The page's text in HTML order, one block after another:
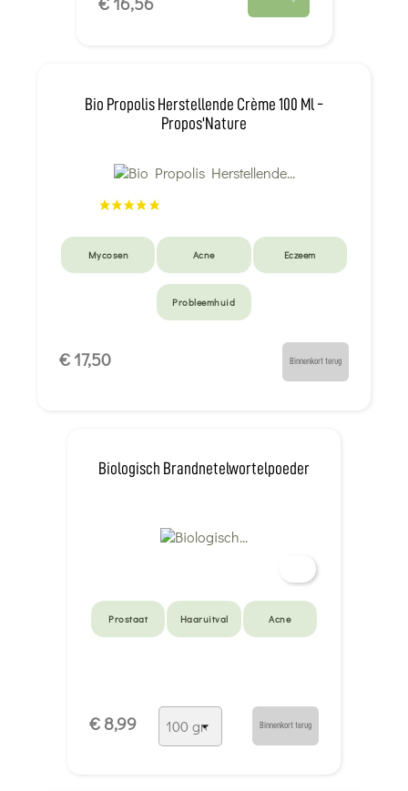
Bio Propolis Herstellende Crème 100 Ml -
Propos'Nature
Mycosen Acne Eczeem
Probleemhuid
€ 17,50 Binnenkort terug
Biologisch Brandnetelwortelpoeder
Prostaat Haaruitval Acne
€ 8,99 Binnenkort terug